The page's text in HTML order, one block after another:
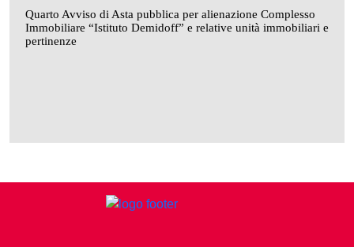
Quarto Avviso di Asta pubblica per alienazione Complesso
Immobiliare “Istituto Demidoff” e relative unità immobiliari e
pertinenze